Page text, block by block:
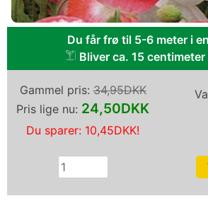
Gammel pris:34,95DKK
Pris lige nu: 24,50DKK
Du sparer: 10,45DKK!
Du får frø til 5-6 meter i
Bliver ca. 15